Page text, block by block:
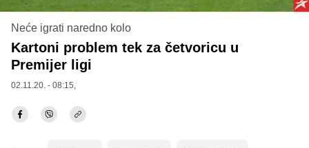
Neće igrati naredno kolo
Kartoni problem tek za četvoricu u
Premijer ligi
02.11.20. - 08:15,